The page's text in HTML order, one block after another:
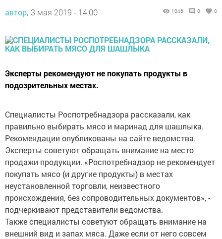
автор, 3 мая 2019 - 14:00 1046 0 0
Эксперты рекомендуют не покупать продукты в
подозрительных местах.
Специалисты Роспотребнадзора рассказали, как
правильно выбирать мясо и маринад для шашлыка.
Рекомендации опубликованы на сайте ведомства.
Эксперты советуют обращать внимание на место
продажи продукции. «Роспотребнадзор не рекомендует
покупать мясо (и другие продукты) в местах
неустановленной торговли, неизвестного
происхождения, без сопроводительных документов», -
подчеркивают представители ведомства.
Также специалисты советуют обращать внимание на
внешний вид и запах мяса. Даже если от него совсем